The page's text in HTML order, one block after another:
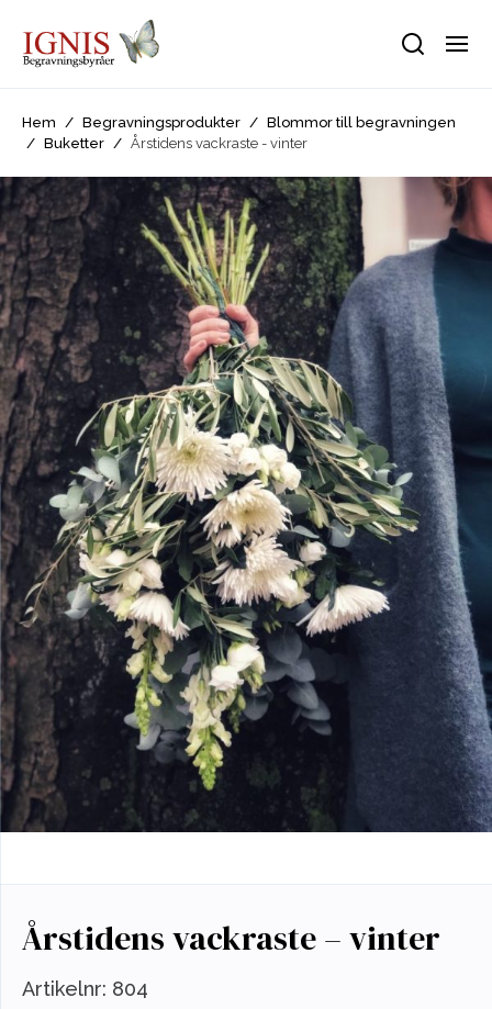
Hem / Begravningsprodukter /
Blommor till begravningen
/
Buketter / Årstidens vackraste - vinter
Årstidens vackraste – vinter
Artikelnr: 804